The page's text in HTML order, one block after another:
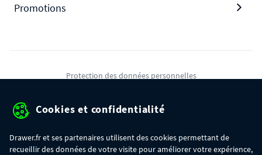
Promotions
Protection des données personnelles
Gérer mes cookies
Cookies et confidentialité
Drawer.fr et ses partenaires utilisent des cookies permettant de
recueillir des données de votre visite pour améliorer votre expérience,